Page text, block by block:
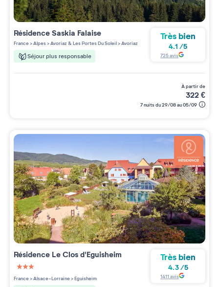
RésidenceSaskia Falaise
France>Alpes>Avoriaz & Les Portes Du Soleil>Avoriaz
Séjour plus responsable
Très bien
4.1 /5
725avis
à partir de
322€
7 nuits du 29/08 au 05/09
Résidence Le Clos d'Eguisheim
3 étoiles sur 5
France>Alsace-Lorraine>Eguisheim
Très bien
4.3/5
1411 avis